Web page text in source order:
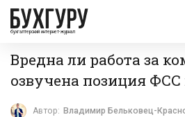
бухгалтерский интернет-журнал
Вредна ли работа за
озвучена позиция
Автор: Владимир Бельковец-